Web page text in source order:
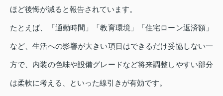
ほど後悔が減ると報告されています。
たとえば、「通勤時間」「教育環境」「住宅ローン返済額」
など、生活への影響が大きい項目はできるだけ妥協しない一
方で、内装の色味や設備グレードなど将来調整しやすい部分
は柔軟に考える、といった線引きが有効です。